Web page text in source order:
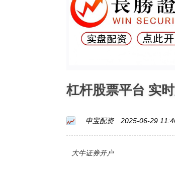
杠杆股票平台 实
申宝配资 2025-06-29
大牛证券开户